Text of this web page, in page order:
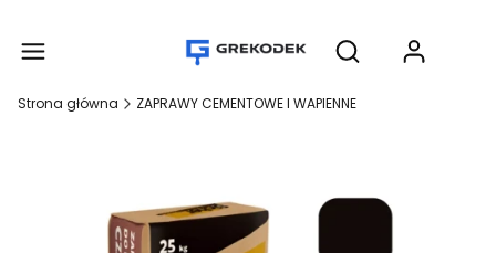
Otwórz
Strona główna ZAPRAWY CEMENTOWE I WAPIENNE